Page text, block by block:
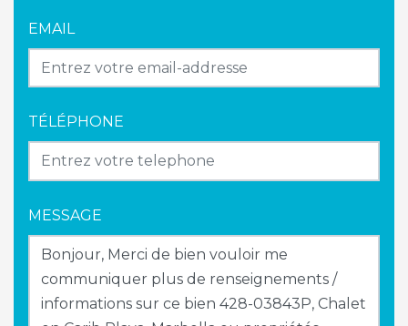
EMAIL
TÉLÉPHONE
MESSAGE